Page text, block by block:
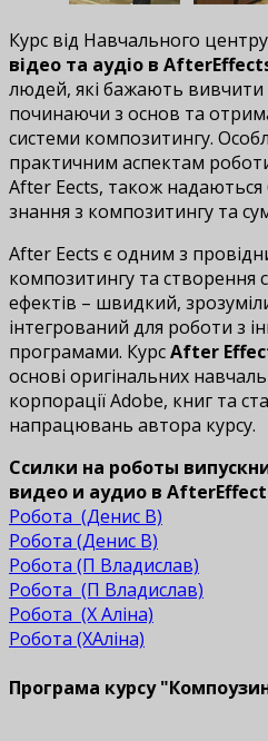
Курс від Навчального центру
відео та аудіо в
людей, які бажають вивчити
починаючи з основ та
системи композитингу.
практичним аспектам
After Effects, також надаються
знання з композитингу та
After Effects є одним з
композитингу та створення
ефектів – швидкий,
інтегрований для роботи з
програмами. КурсAfter
основі оригінальних
корпорації Adobe, книг та
напрацювань автора курсу.
Ссилки на роботы
видео и аудио в
Робота (Денис В)
Робота (Денис В)
Робота (П Владислав)
Робота (П Владислав)
Робота (Х Аліна)
Робота (ХАліна)
Програма курсу